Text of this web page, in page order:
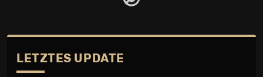
LETZTES UPDATE